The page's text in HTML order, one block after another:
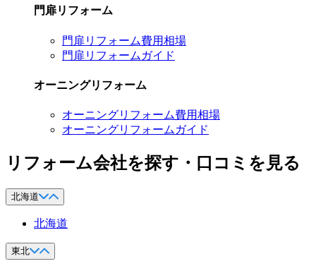
門扉リフォーム
門扉リフォーム費用相場
門扉リフォームガイド
オーニングリフォーム
オーニングリフォーム費用相場
オーニングリフォームガイド
リフォーム会社を探す・口コミを見る
北海道
北海道
東北